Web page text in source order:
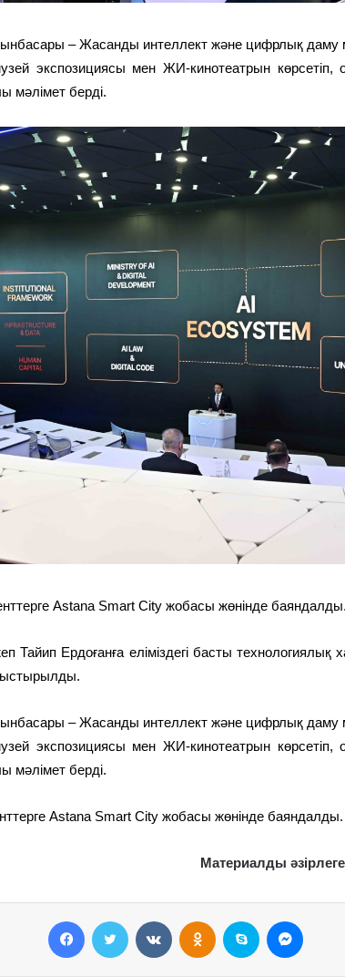
– Жасанды интеллект және цифрлық даму
экспозициясы мен ЖИ-кинотеатрын көрсетіп,
мәлімет берді.
Astana Smart City жобасы жөнінде баяндалды.
Тайип Ердоғанға еліміздегі басты технологиялық
– Жасанды интеллект және цифрлық даму
экспозициясы мен ЖИ-кинотеатрын көрсетіп,
мәлімет берді.
Astana Smart City жобасы жөнінде баяндалды.
Материалды